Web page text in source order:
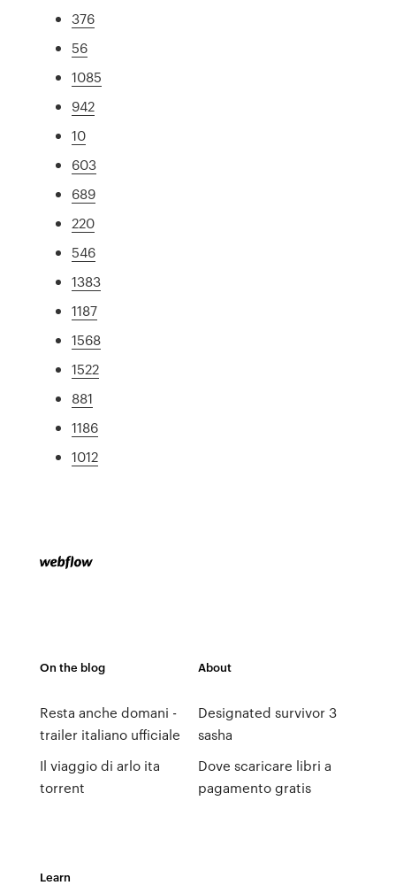
376
56
1085
942
10
603
689
220
546
1383
1187
1568
1522
881
1186
1012
On the blog
Resta anche domani -
trailer italiano ufficiale
Il viaggio di arlo ita
torrent
About
Designated survivor 3
sasha
Dove scaricare libri a
pagamento gratis
Learn